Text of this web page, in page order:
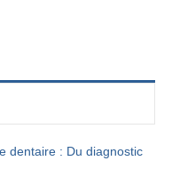
dentaire : Du diagnostic